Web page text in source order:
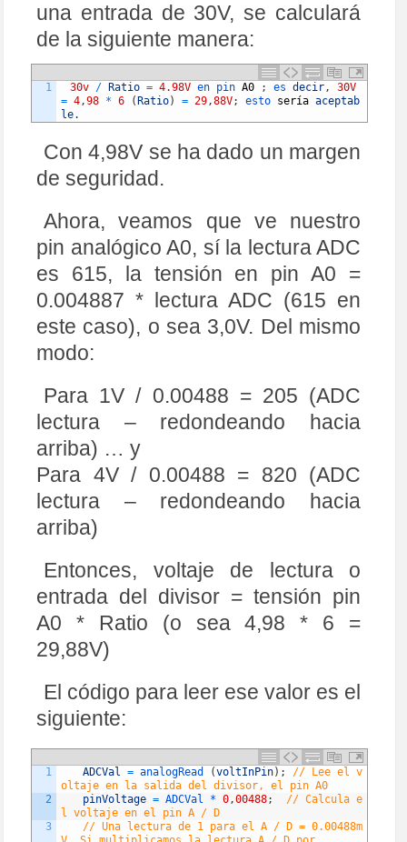
una entrada de 30V, se calculará
de la siguiente manera:
1 30v / Ratio = 4.98V en pin A0 ; es decir,
30V
= 4,98 * 6 ( Ratio) = 29,88V; esto sería aceptab
le.
Con 4,98V se ha dado un margen
de seguridad.
Ahora, veamos que ve nuestro
pin analógico A0, sí la lectura ADC
es 615, la tensión en pin A0 =
0.004887 * lectura ADC (615 en
este caso), o sea 3,0V. Del mismo
modo:
Para 1V / 0.00488 = 205 (ADC
lectura – redondeando hacia
arriba) … y
Para 4V / 0.00488 = 820 (ADC
lectura – redondeando hacia
arriba)
Entonces, voltaje de lectura o
entrada del divisor = tensión pin
A0 * Ratio (o sea 4,98 * 6 =
29,88V)
El código para leer ese valor es el
siguiente:
1
2
3
ADCVal = analogRead (voltInPin) ;
// Lee el v
oltaje en la salida del divisor, el pin A0
pinVoltage = ADCVal * 0,00488;
// Calcula e
l voltaje en el pin A / D
// Una lectura de 1 para el A / D = 0.00488m